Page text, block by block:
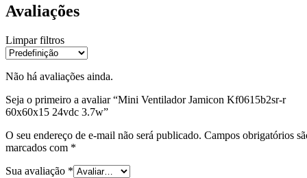
Avaliações
Limpar filtros
Não há avaliações ainda.
Seja o primeiro a avaliar “Mini Ventilador Jamicon Kf0615b2sr-r
60x60x15 24vdc 3.7w”
O seu endereço de e-mail não será publicado. Campos obrigatórios
marcados com *
Sua avaliação *